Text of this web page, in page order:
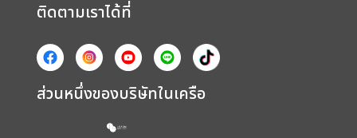
ติดตามเราได้ที่
ส่วนหนึ่งของบริษัทในเครือ